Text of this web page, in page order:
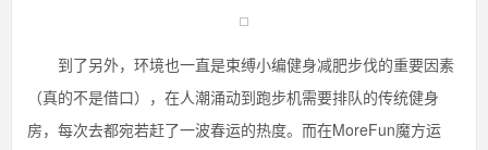
到了另外，环境也一直是束缚小编健身减肥步伐的重要因素
（真的不是借口），在人潮涌动到跑步机需要排队的传统健身
房，每次去都宛若赶了一波春运的热度。而在MoreFun魔方运